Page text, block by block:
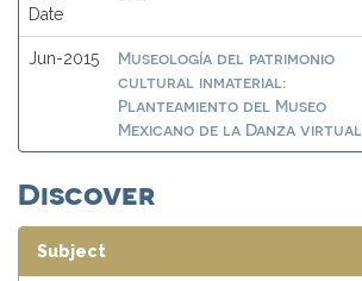
Date
Jun-2015
Museología del patrimonio
cultural inmaterial:
Planteamiento del Museo
Mexicano de la Danza virtual
Discover
Subject